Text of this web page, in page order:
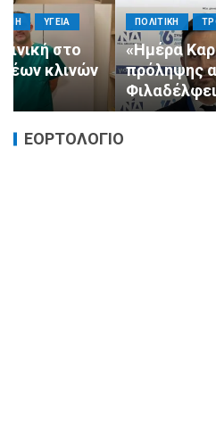
ΠΟΛΙΤΙΚΗ ΤΡΟΠΟΣ ΖΩΗΣ ΥΓΕΙΑ
«Ημέρα Καρδιάς»: Μια
πρόληψης από τη
Φιλαδέλφειας – Νέας
ΕΟΡΤΟΛΟΓΙΟ